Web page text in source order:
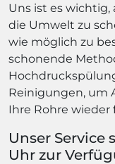
Uns ist es
die Umwelt zu
wie möglich zu
schonende
Reinigungen, um
Ihre Rohre wieder
Unser
Uhr zur